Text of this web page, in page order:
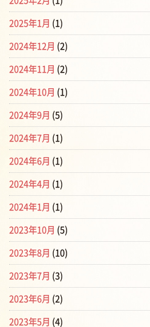
2025年1月 (1)
2024年12月 (2)
2024年11月 (2)
2024年10月 (1)
2024年9月 (5)
2024年7月 (1)
2024年6月 (1)
2024年4月 (1)
2024年1月 (1)
2023年10月 (5)
2023年8月 (10)
2023年7月 (3)
2023年6月 (2)
2023年5月 (4)